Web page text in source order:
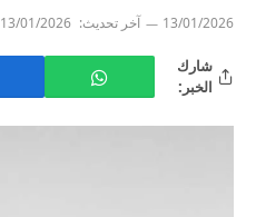
13/01/2026 آخر تحديث: 13/01/2026
شارك
الخبر: